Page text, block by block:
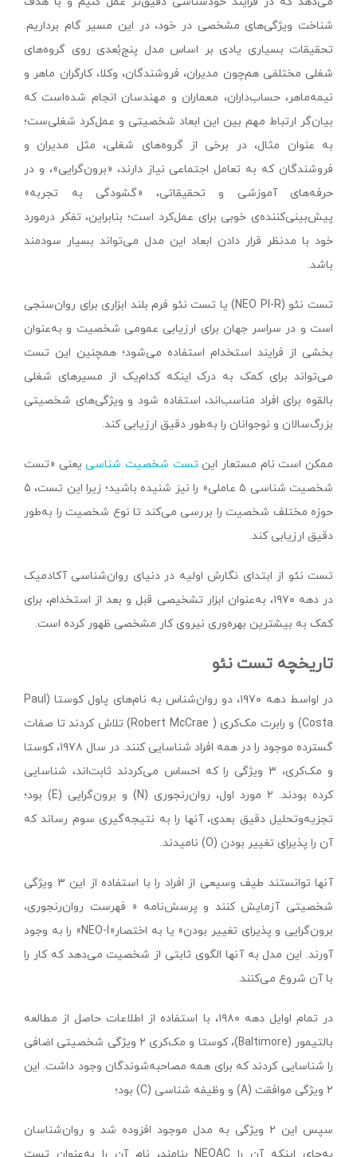
شناخت ویژگی‌های مشخصی در خود، در این مسیر گام برداریم.
تحقیقات بسیاری یادی بر اساس مدل پنج‌بُعدی روی گروه‌های
شغلی مختلفی هم‌چون مدیران، فروشندگان، وکلا، کارگران ماهر و
نیمه‌ماهر، حساب‌داران، معماران و مهندسان انجام شده‌است که
بیان‌گر ارتباط مهم بین این ابعاد شخصیتی و عمل‌کرد شغلی‌ست؛
به عنوان مثال، در برخی از گروه‌های شغلی، مثل مدیران و
فروشندگان که به تعامل اجتماعی نیاز دارند، «برون‌گرایی»، و در
حرفه‌های آموزشی و تحقیقاتی، «گشودگی به تجربه»
پیش‌بینی‌کننده‌ی خوبی برای عمل‌کرد است؛ بنابراین، تفکر درمورد
خود با مدنظر قرار دادن ابعاد این مدل می‌تواند بسیار سودمند
باشد.
تست نئو (NEO PI-R) یا تست نئو فرم بلند ابزاری برای روان‌سنجی
است و در سراسر جهان برای ارزیابی عمومی شخصیت و به‌عنوان
بخشی از فرایند استخدام استفاده می‌شود؛ همچنین این تست
می‌تواند برای کمک به درک اینکه کدام‌یک از مسیرهای شغلی
بالقوه برای افراد مناسب‌اند، استفاده شود و ویژگی‌های شخصیتی
بزرگ‌سالان و نوجوانان را به‌طور دقیق ارزیابی کند.
ممکن است نام مستعار اینتست شخصیت شناسییعنی «تست
شخصیت شناسی ۵ عاملی» را نیز شنیده باشید؛ زیرا این تست، ۵
حوزه مختلف شخصیت را بررسی می‌کند تا نوع شخصیت را به‌طور
دقیق ارزیابی کند.
تست نئو از ابتدای نگارش اولیه در دنیای روان‌شناسی آکادمیک
در دهه ۱۹۷۰، به‌عنوان ابزار تشخیصی قبل و بعد از استخدام، برای
کمک به بیشترین بهره‌وری نیروی کار مشخصی ظهور کرده است.
تاریخچه تست نئو
در اواسط دهه ۱۹۷۰، دو روان‌شناس به نام‌های پاول کوستا (Paul
Costa) و رابرت مک‌کری ( Robert McCrae) تلاش کردند تا صفات
گسترده موجود را در همه افراد شناسایی کنند. در سال ۱۹۷۸، کوستا
و مک‌کری، ۳ ویژگی را که احساس می‌کردند ثابت‌اند، شناسایی
کرده بودند. ۲ مورد اول، روان‌رنجوری (N) و برون‌گرایی (E) بود؛
تجزیه‌وتحلیل دقیق بعدی، آنها را به نتیجه‌گیری سوم رساند که
آن را پذیرای تغییر بودن (O) نامیدند.
آنها توانستند طیف وسیعی از افراد را با استفاده از این ۳ ویژگی
شخصیتی آزمایش کنند و پرسش‌نامه « فهرست روان‌رنجوری،
برون‌گرایی و پذیرای تغییر بودن» یا به اختصار«NEO-I» را به وجود
آورند. این مدل به آنها الگوی ثابتی از شخصیت می‌دهد که کار را
با آن شروع می‌کنند.
در تمام اوایل دهه ۱۹۸۰، با استفاده از اطلاعات حاصل از مطالعه
بالتیمور (Baltimore)، کوستا و مک‌کری ۲ ویژگی شخصیتی اضافی
را شناسایی کردند که برای همه مصاحبه‌شوندگان وجود داشت. این
۲ ویژگی موافقت (A) و وظیفه شناسی (C) بود؛
سپس این ۲ ویژگی به مدل موجود افزوده شد و روان‌شناسان
به‌جای اینکه آن را NEOAC بنامند، نام آن را به‌عنوان تست